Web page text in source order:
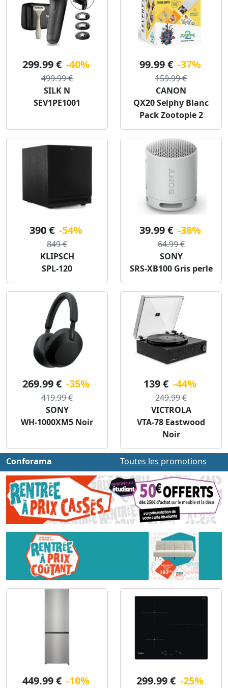
299.99 € -40%
499.99 €
SILK N
SEV1PE1001
99.99 € -37%
159.99 €
CANON
QX20 Selphy Blanc
Pack Zootopie 2
390 € -54%
849 €
KLIPSCH
SPL-120
39.99 € -38%
64.99 €
SONY
SRS-XB100 Gris perle
269.99 € -35%
419.99 €
SONY
WH-1000XM5 Noir
139 € -44%
249.99 €
VICTROLA
VTA-78 Eastwood
Noir
Conforama Toutes les promotions
449.99 € -10% 299.99 € -25%